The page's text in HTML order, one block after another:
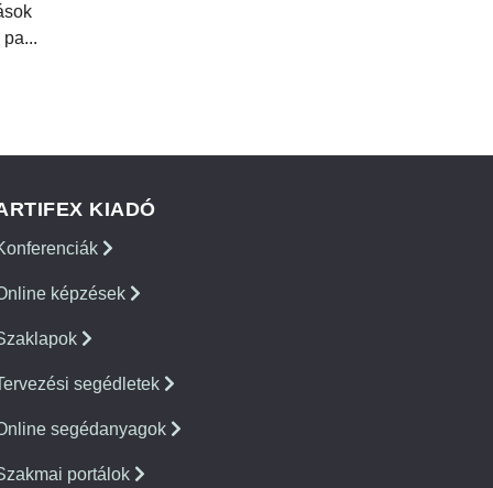
KIADÓ
képzések
segédletek
segédanyagok
portálok